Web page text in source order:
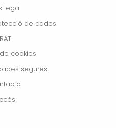
legal
de dades
RAT
cookies
segures